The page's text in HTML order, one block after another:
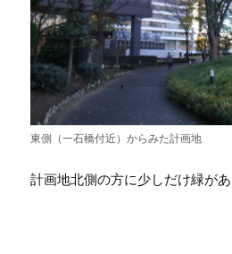
東側（一石橋付近）からみた計画地
計画地北側の方に少しだけ緑があ